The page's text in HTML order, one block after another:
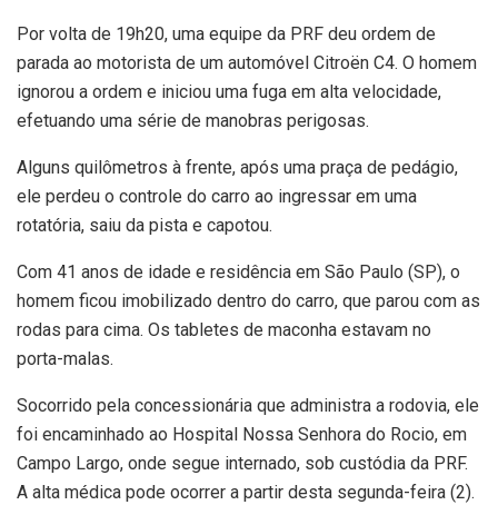
Por volta de 19h20, uma equipe da PRF deu ordem de
parada ao motorista de um automóvel Citroën C4. O homem
ignorou a ordem e iniciou uma fuga em alta velocidade,
efetuando uma série de manobras perigosas.
Alguns quilômetros à frente, após uma praça de pedágio,
ele perdeu o controle do carro ao ingressar em uma
rotatória, saiu da pista e capotou.
Com 41 anos de idade e residência em São Paulo (SP), o
homem ficou imobilizado dentro do carro, que parou com as
rodas para cima. Os tabletes de maconha estavam no
porta-malas.
Socorrido pela concessionária que administra a rodovia, ele
foi encaminhado ao Hospital Nossa Senhora do Rocio, em
Campo Largo, onde segue internado, sob custódia da PRF.
A alta médica pode ocorrer a partir desta segunda-feira (2).